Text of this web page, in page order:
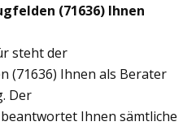
(71636) Ihnen
steht der
(71636) Ihnen als Berater
Der
Ihnen sämtliche